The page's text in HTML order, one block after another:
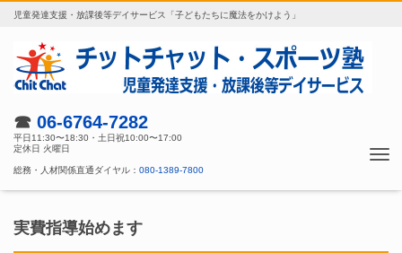
児童発達支援・放課後等デイサービス「子どもたちに魔法をかけよう」
☎ 06-6764-7282
平日11:30〜18:30・土日祝10:00〜17:00
定休日 火曜日
総務・人材関係直通ダイヤル： 080-1389-7800
実費指導始めます